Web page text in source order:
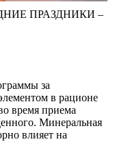
ПРАЗДНИКИ –
за
в рационе
время приема
Минеральная
влияет на